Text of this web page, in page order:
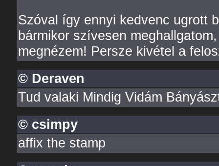
Szóval így ennyi kedvenc ugrott
bármikor szívesen
megnézem! Persze kivétel a
© Deraven
Tud valaki Mindig Vidám
© csimpy
affix the stamp